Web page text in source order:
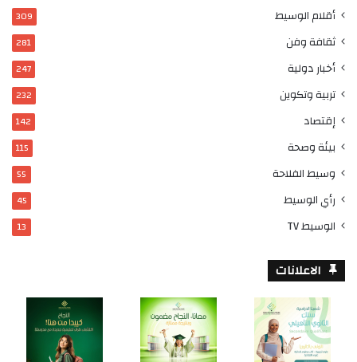
أقلام الوسيط 309
ثقافة وفن 281
أخبار دولية 247
تربية وتكوين 232
إقتصاد 142
بيئة وصحة 115
وسيط الفلاحة 55
رأي الوسيط 45
الوسيط TV 13
الاعلانات